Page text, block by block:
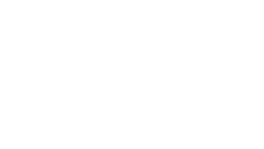
احصل